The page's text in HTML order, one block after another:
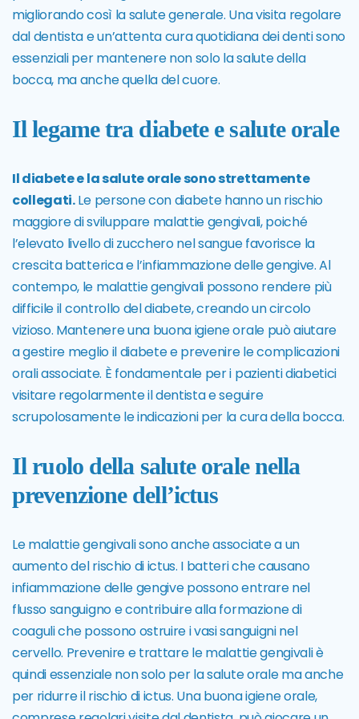
migliorando così la salute generale. Una visita regolare
dal dentista e un’attenta cura quotidiana dei denti sono
essenziali per mantenere non solo la salute della
bocca, ma anche quella del cuore.
Il legame tra diabete e salute orale
Il diabete e la salute orale sono strettamente
collegati.Le persone con diabete hanno un rischio
maggiore di sviluppare malattie gengivali, poiché
l’elevato livello di zucchero nel sangue favorisce la
crescita batterica e l’infiammazione delle gengive. Al
contempo, le malattie gengivali possono rendere più
difficile il controllo del diabete, creando un circolo
vizioso. Mantenere una buona igiene orale può aiutare
a gestire meglio il diabete e prevenire le complicazioni
orali associate. È fondamentale per i pazienti diabetici
visitare regolarmente il dentista e seguire
scrupolosamente le indicazioni per la cura della bocca.
Il ruolo della salute orale nella
prevenzione dell’ictus
Le malattie gengivali sono anche associate a un
aumento del rischio di ictus. I batteri che causano
infiammazione delle gengive possono entrare nel
flusso sanguigno e contribuire alla formazione di
coaguli che possono ostruire i vasi sanguigni nel
cervello. Prevenire e trattare le malattie gengivali è
quindi essenziale non solo per la salute orale ma anche
per ridurre il rischio di ictus. Una buona igiene orale,